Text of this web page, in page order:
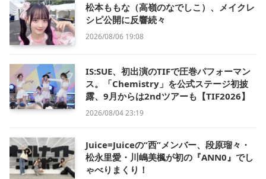
松本ももな（高嶺のなでしこ）、メイクレ
シピ公開に反響続々
2026/08/06 19:08
IS:SUE、初出演のTIFで圧巻パフォーマン
ス。「Chemistry」を公式ステージ初披
露、9月からは2ndツアーも【TIF2026】
2026/08/04 23:19
Juice=Juiceの“西”メンバー、段原瑠々・
松永里愛・川嶋美楓が初の『ANN0』でし
ゃべりまくり！